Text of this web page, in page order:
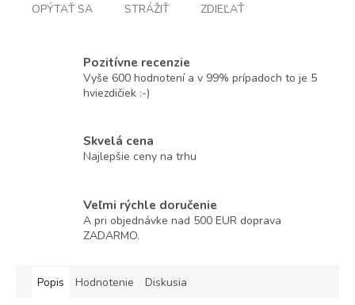
OPÝTAŤ SA STRÁŽIŤ ZDIEĽAŤ
Pozitívne recenzie
Vyše 600 hodnotení a v 99% prípadoch to je 5
hviezdičiek :-)
Skvelá cena
Najlepšie ceny na trhu
Veľmi rýchle doručenie
A pri objednávke nad 500 EUR doprava
ZADARMO.
Popis Hodnotenie Diskusia